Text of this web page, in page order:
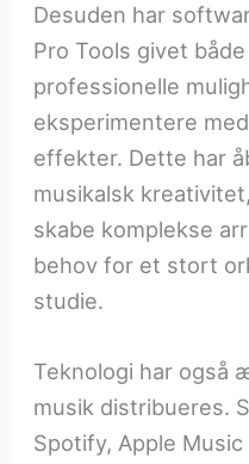
Desuden har
Pro Tools givet
professionelle
eksperimentere
effekter. Dette har
musikalsk
skabe komplekse
behov for et stort
studie.
Teknologi har også
musik distribueres.
Spotify, Apple